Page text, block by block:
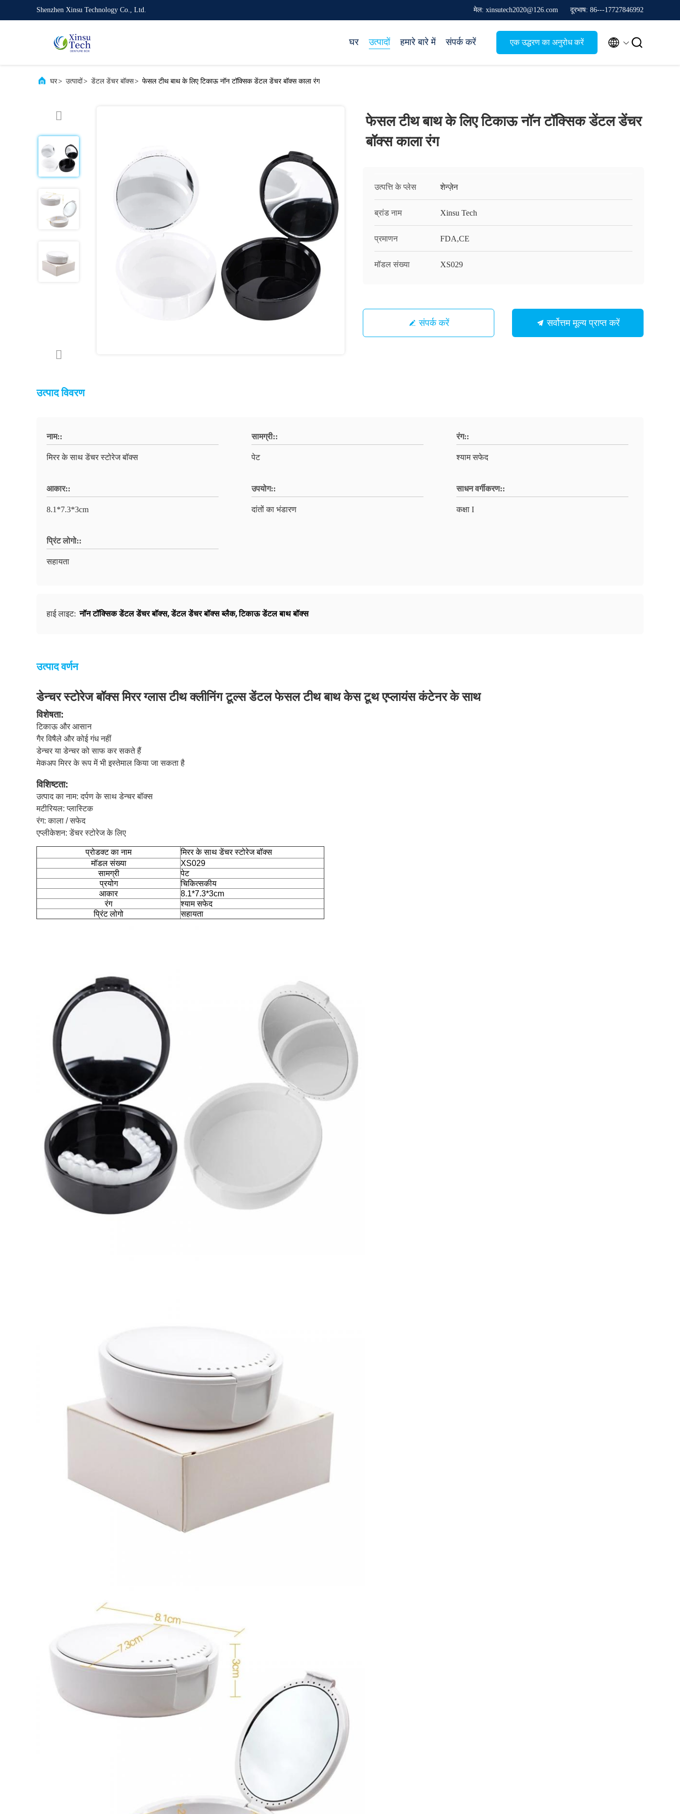
Shenzhen Xinsu Technology Co., Ltd. मेल: xinsutech2020@126.com दूरभाष: 86---17727846992
घर उत्पादों हमारे बारे में संपर्क करें एक उद्धरण का अनुरोध करें  
घर> उत्पादों> डेंटल डेंचर बॉक्स> फेसल टीथ बाथ के लिए टिकाऊ नॉन टॉक्सिक डेंटल डेंचर बॉक्स काला रंग
फेसल टीथ बाथ के लिए टिकाऊ नॉन टॉक्सिक डेंटल डेंचर
बॉक्स काला रंग
उत्पत्ति के प्लेस शेन्ज़ेन
ब्रांड नाम Xinsu Tech
प्रमाणन FDA,CE
मॉडल संख्या XS029
संपर्क करें सर्वोत्तम मूल्य प्राप्त करें
उत्पाद विवरण
नाम::
मिरर के साथ डेंचर स्टोरेज बॉक्स
सामग्री::
पेट
रंग::
श्याम सफेद
आकार::
8.1*7.3*3cm
उपयोग::
दांतों का भंडारण
साधन वर्गीकरण::
कक्षा I
प्रिंट लोगो::
सहायता
हाई लाइट: नॉन टॉक्सिक डेंटल डेंचर बॉक्स,डेंटल डेंचर बॉक्स ब्लैक,टिकाऊ डेंटल बाथ बॉक्स
उत्पाद वर्णन
डेन्चर स्टोरेज बॉक्स मिरर ग्लास टीथ क्लीनिंग टूल्स डेंटल फेसल टीथ बाथ केस टूथ एप्लायंस कंटेनर के साथ
विशेषता:
टिकाऊ और आसान
गैर विषैले और कोई गंध नहीं
डेन्चर या डेन्चर को साफ कर सकते हैं
मेकअप मिरर के रूप में भी इस्तेमाल किया जा सकता है
विशिष्टता:
उत्पाद का नाम: दर्पण के साथ डेन्चर बॉक्स
मटीरियल: प्लास्टिक
रंग: काला / सफेद
एप्लीकेशन: डेंचर स्टोरेज के लिए
प्रोडक्ट का नाम
मिरर के साथ डेंचर स्टोरेज बॉक्स
मॉडल संख्या
XS029
सामग्री
पेट
प्रयोग
चिकित्सकीय
आकार
8.1*7.3*3cm
रंग
श्याम सफेद
प्रिंट लोगो
सहायता